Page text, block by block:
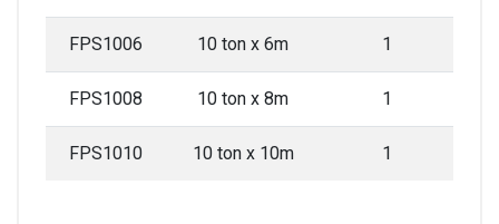
FPS1006 10 ton x 6m 1
FPS1008 10 ton x 8m 1
FPS1010 10 ton x 10m 1